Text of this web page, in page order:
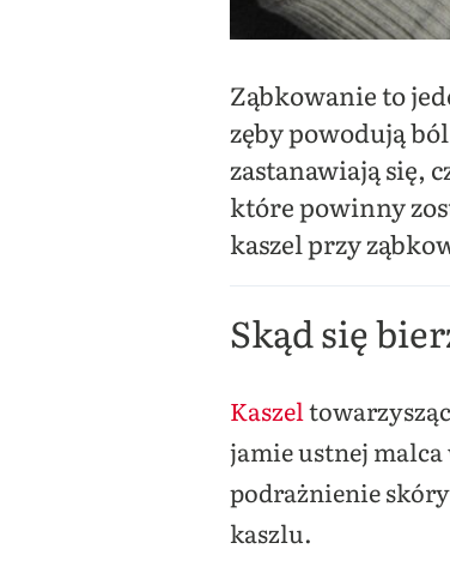
Ząbkowanie to
zęby powodują
zastanawiają się,
które powinny
kaszel przy
Skąd się
Kaszel
jamie ustnej
podrażnienie
kaszlu.